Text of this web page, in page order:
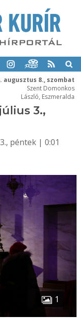
augusztus 8., szombat
Szent Domonkos
László, Eszmeralda
3.,
péntek | 0:01
1